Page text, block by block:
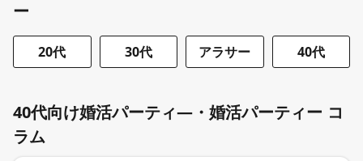
ー
20代 30代 アラサー 40代
40代向け婚活パーティ―・婚活パーティー コ
ラム